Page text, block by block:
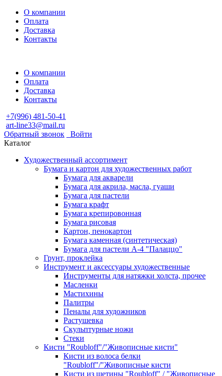
О компании
Оплата
Доставка
Контакты
О компании
Оплата
Доставка
Контакты
+7(996) 481-50-41
art-line33@mail.ru
Обратный звонок
Войти
Каталог
Художественный ассортимент
Бумага и картон для художественных работ
Бумага для акварели
Бумага для акрила, масла, гуаши
Бумага для пастели
Бумага крафт
Бумага крепировонная
Бумага рисовая
Картон, пенокартон
Бумага каменная (синтетическая)
Бумага для пастели А-4 "Палаццо"
Грунт, проклейка
Инструмент и аксессуары художественные
Инструменты для натяжки холста, прочее
Масленки
Мастихины
Палитры
Пеналы для художников
Растушевка
Скульптурные ножи
Стеки
Кисти "Roubloff"/"Живописные кисти"
Кисти из волоса белки
"Roubloff"/"Живописные кисти
Кисти из щетины "Roubloff" / "Живописные